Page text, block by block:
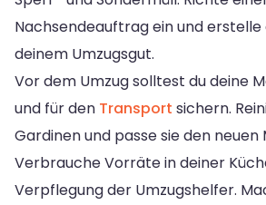
Nachsendeauftrag ein und erstelle
deinem Umzugsgut.
Vor dem Umzug solltest du deine
und für den Transport sichern.
Gardinen und passe sie den neuen
Verbrauche Vorräte in deiner
Verpflegung der Umzugshelfer.